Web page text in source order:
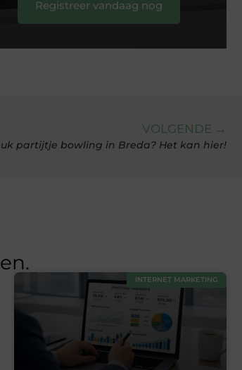
Registreer vandaag nog
VOLGENDE →
partijtje bowling in Breda? Het kan hier!
INTERNET MARKETING